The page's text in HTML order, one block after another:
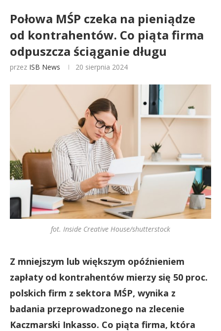
Połowa MŚP czeka na pieniądze
od kontrahentów. Co piąta firma
odpuszcza ściąganie długu
przez ISB News 20 sierpnia 2024
fot. Inside Creative House/shutterstock
Z mniejszym lub większym opóźnieniem
zapłaty od kontrahentów mierzy się 50 proc.
polskich firm z sektora MŚP, wynika z
badania przeprowadzonego na zlecenie
Kaczmarski Inkasso. Co piąta firma, która